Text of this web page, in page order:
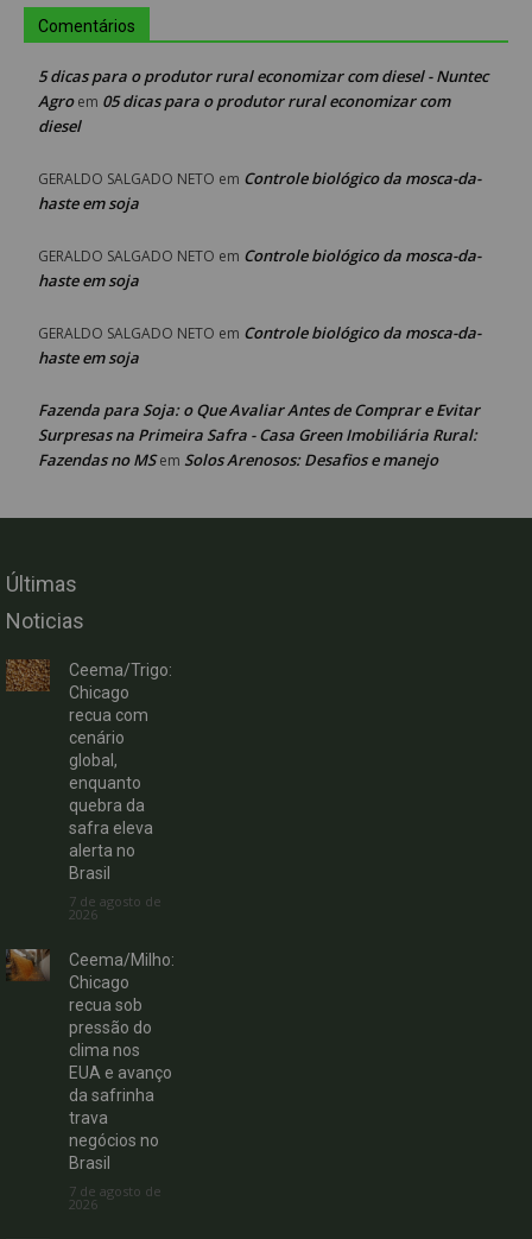
Comentários
5 dicas para o produtor rural economizar com diesel - Nuntec
Agroem 05 dicas para o produtor rural economizar com
diesel
GERALDO SALGADO NETO em Controle biológico da mosca-da-
haste em soja
GERALDO SALGADO NETO em Controle biológico da mosca-da-
haste em soja
GERALDO SALGADO NETO em Controle biológico da mosca-da-
haste em soja
Fazenda para Soja: o Que Avaliar Antes de Comprar e Evitar
Surpresas na Primeira Safra - Casa Green Imobiliária Rural:
Fazendas no MSem Solos Arenosos: Desafios e manejo
Últimas
Noticias
Ceema/Trigo:
Chicago
recua com
cenário
global,
enquanto
quebra da
safra eleva
alerta no
Brasil
7 de agosto de
2026
Ceema/Milho:
Chicago
recua sob
pressão do
clima nos
EUA e avanço
da safrinha
trava
negócios no
Brasil
7 de agosto de
2026